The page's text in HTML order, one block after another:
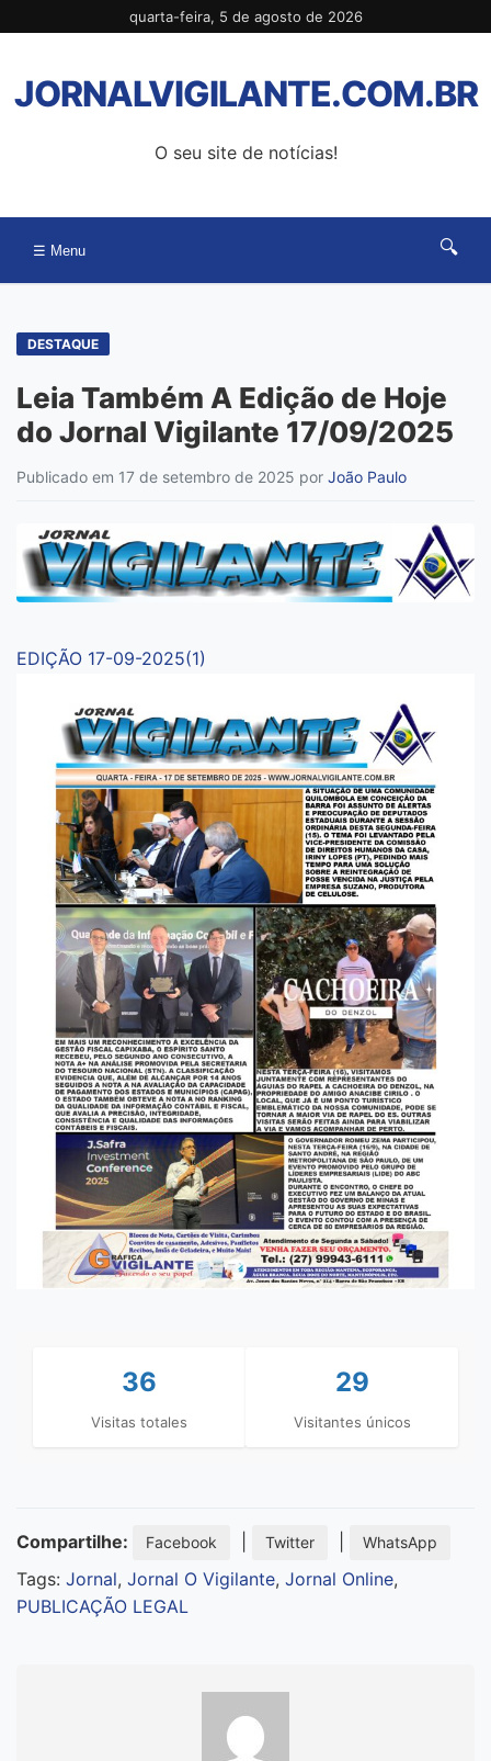
para
conteúdo
quarta-feira, 5 de agosto de 2026
JORNALVIGILANTE.COM.BR
O seu site de notícias!
☰ Menu 🔍
DESTAQUE
Leia Também A Edição de Hoje
do Jornal Vigilante 17/09/2025
Publicado em 17 de setembro de 2025 por João Paulo
EDIÇÃO 17-09-2025(1)
36
Visitas totales
29
Visitantes únicos
Compartilhe: Facebook Twitter WhatsApp
Tags: Jornal, Jornal O Vigilante, Jornal Online,
PUBLICAÇÃO LEGAL